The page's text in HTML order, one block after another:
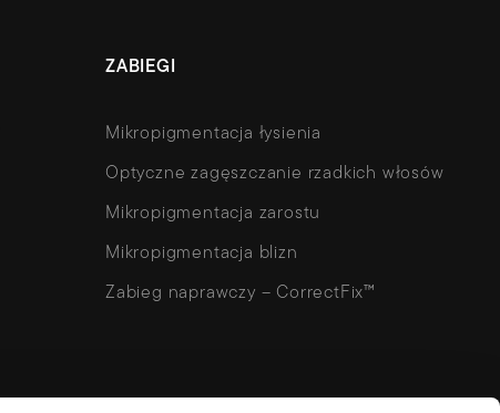
ZABIEGI
Mikropigmentacja łysienia
Optyczne zagęszczanie rzadkich włosów
Mikropigmentacja zarostu
Mikropigmentacja blizn
Zabieg naprawczy – CorrectFix™